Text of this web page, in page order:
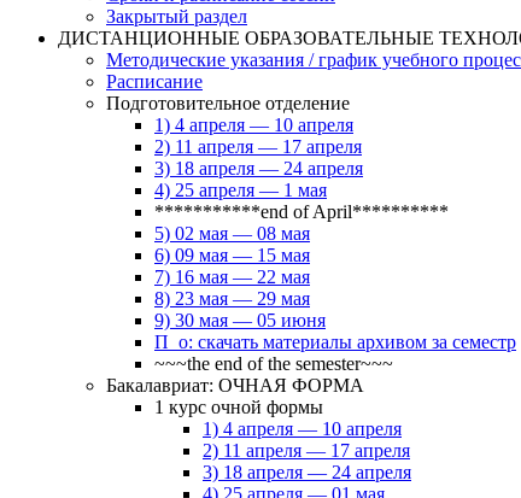
Закрытый раздел
ДИСТАНЦИОННЫЕ ОБРАЗОВАТЕЛЬНЫЕ
Методические указания / график учебного
Расписание
Подготовительное отделение
1) 4 апреля — 10 апреля
2) 11 апреля — 17 апреля
3) 18 апреля — 24 апреля
4) 25 апреля — 1 мая
***********end of April**********
5) 02 мая — 08 мая
6) 09 мая — 15 мая
7) 16 мая — 22 мая
8) 23 мая — 29 мая
9) 30 мая — 05 июня
П_о: скачать материалы архивом за семестр
~~~the end of the semester~~~
Бакалавриат: ОЧНАЯ ФОРМА
1 курс очной формы
1) 4 апреля — 10 апреля
2) 11 апреля — 17 апреля
3) 18 апреля — 24 апреля
4) 25 апреля — 01 мая